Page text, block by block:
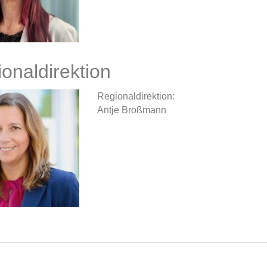
Regionaldirektion:
Antje Broßmann